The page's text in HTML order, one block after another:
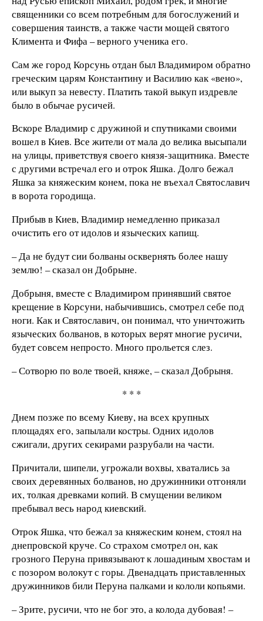
священники со всем потребным для богослужений и
совершения таинств, а также части мощей святого
Климента и Фифа – верного ученика его.
Сам же город Корсунь отдан был Владимиром обратно
греческим царям Константину и Василию как «вено»,
или выкуп за невесту. Платить такой выкуп издревле
было в обычае русичей.
Вскоре Владимир с дружиной и спутниками своими
вошел в Киев. Все жители от мала до велика высыпали
на улицы, приветствуя своего князя-защитника. Вместе
с другими встречал его и отрок Яшка. Долго бежал
Яшка за княжеским конем, пока не въехал Святославич
в ворота городища.
Прибыв в Киев, Владимир немедленно приказал
очистить его от идолов и языческих капищ.
– Да не будут сии болваны осквернять более нашу
землю! – сказал он Добрыне.
Добрыня, вместе с Владимиром принявший святое
крещение в Корсуни, набычившись, смотрел себе под
ноги. Как и Святославич, он понимал, что уничтожить
языческих болванов, в которых верят многие русичи,
будет совсем непросто. Много прольется слез.
– Сотворю по воле твоей, княже, – сказал Добрыня.
* * *
Днем позже по всему Киеву, на всех крупных
площадях его, запылали костры. Одних идолов
сжигали, других секирами разрубали на части.
Причитали, шипели, угрожали вохвы, хватались за
своих деревянных болванов, но дружинники отгоняли
их, толкая древками копий. В смущении великом
пребывал весь народ киевский.
Отрок Яшка, что бежал за княжеским конем, стоял на
днепровской круче. Со страхом смотрел он, как
грозного Перуна привязывают к лошадиным хвостам и
с позором волокут с горы. Двенадцать приставленных
дружинников били Перуна палками и кололи копьями.
– Зрите, русичи, что не бог это, а колода дубовая! –